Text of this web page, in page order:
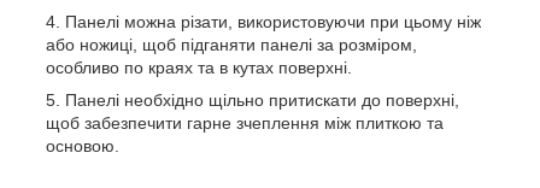
Панелі можна різати, використовуючи при цьому ніж
або ножиці, щоб підганяти панелі за розміром,
особливо по краях та в кутах поверхні.
Панелі необхідно щільно притискати до поверхні,
щоб забезпечити гарне зчеплення між плиткою та
основою.